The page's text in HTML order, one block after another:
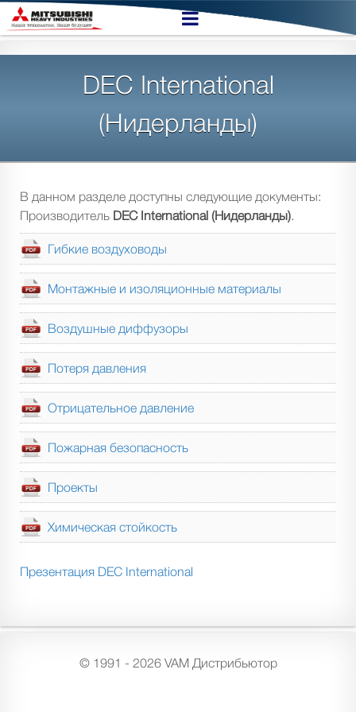
DEC International
(Нидерланды)
В данном разделе доступны следующие документы:
Производитель DEC International (Нидерланды).
Гибкие воздуховоды
Монтажные и изоляционные материалы
Воздушные диффузоры
Потеря давления
Отрицательное давление
Пожарная безопасность
Проекты
Химическая стойкость
Презентация DEC International
© 1991 - 2026 VAM Дистрибьютор